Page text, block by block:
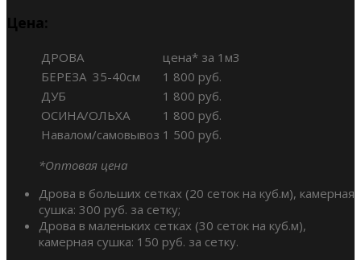
Цена:
ДРОВА
цена* за 1м3
БЕРЕЗА 35-40см
1 800 руб.
ДУБ
1 800 руб.
ОСИНА/ОЛЬХА
1 800 руб.
Навалом/самовывоз 1 500 руб.
*Оптовая цена
Дрова в больших сетках (20 сеток на куб.м), камерная
сушка: 300 руб. за сетку;
Дрова в маленьких сетках (30 сеток на куб.м),
камерная сушка: 150 руб. за сетку.